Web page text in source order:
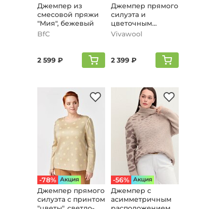
Джемпер из
смесовой пряжи
"Мия", бежевый
BfC
2 599 ₽
Джемпер прямого
силуэта и
цветочным
принтом,
Vivawool
2 399 ₽
-78% Aкция
Джемпер прямого
силуэта с принтом
-56% Aкция
Джемпер с
асимметричным